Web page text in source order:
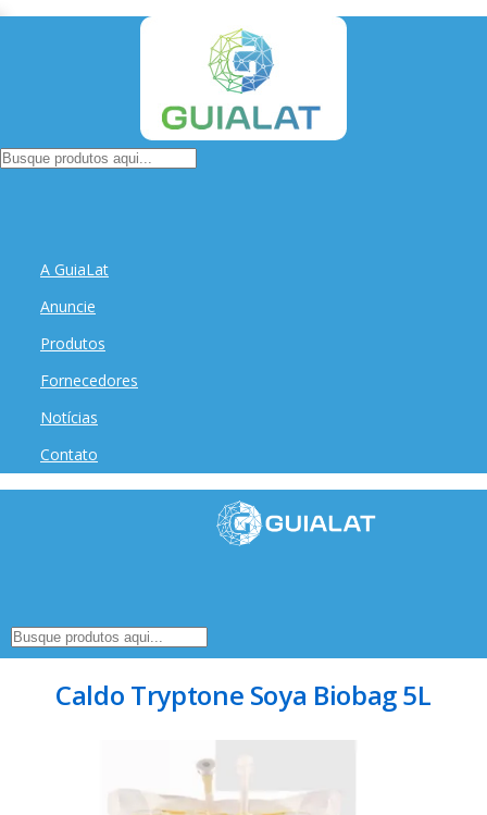
A GuiaLat
Anuncie
Produtos
Fornecedores
Notícias
Contato
Caldo Tryptone Soya Biobag 5L